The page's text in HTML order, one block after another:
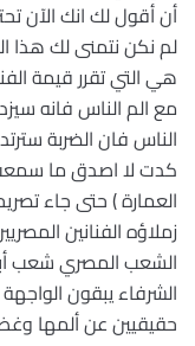
أن أقول لك انك الآن
لم نكن نتمنى لك هذا
هي التي تقرر قيمة
مع الم الناس فانه
الناس فان الضربة سترتد
كدت لا اصدق ما
العمارة ) حتى جاء
زملاؤه الفنانين
الشعب المصري شعب
الشرفاء يبقون
حقيقيين عن ألمها